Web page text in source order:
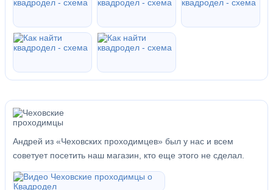
Андрей из «Чеховских проходимцев» был у нас и всем
советует посетить наш магазин, кто еще этого не сделал.